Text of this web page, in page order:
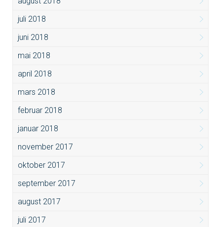
juli 2018
juni 2018
mai 2018
april 2018
mars 2018
februar 2018
januar 2018
november 2017
oktober 2017
september 2017
august 2017
juli 2017